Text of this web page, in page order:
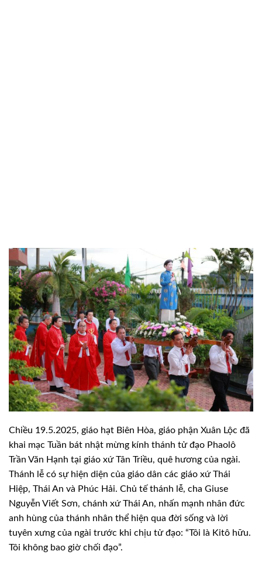
Chiều 19.5.2025, giáo hạt Biên Hòa, giáo phận Xuân Lộc đã
khai mạc Tuần bát nhật mừng kính thánh tử đạo Phaolô
Trần Văn Hạnh tại giáo xứ Tân Triều, quê hương của ngài.
Thánh lễ có sự hiện diện của giáo dân các giáo xứ Thái
Hiệp, Thái An và Phúc Hải. Chủ tế thánh lễ, cha Giuse
Nguyễn Viết Sơn, chánh xứ Thái An, nhấn mạnh nhân đức
anh hùng của thánh nhân thể hiện qua đời sống và lời
tuyên xưng của ngài trước khi chịu tử đạo: “Tôi là Kitô hữu.
Tôi không bao giờ chối đạo”.